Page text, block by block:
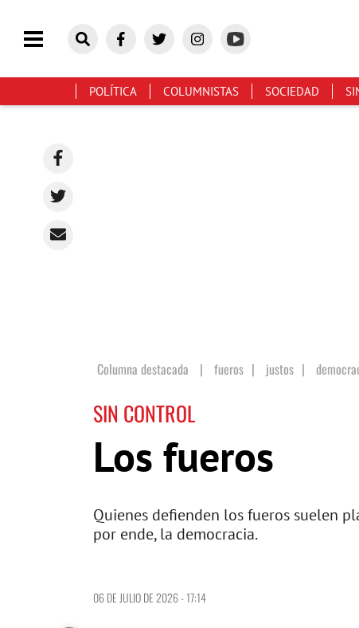
POLÍTICA COLUMNISTAS SOCIEDAD
Columna destacada | fueros | justos |
SIN CONTROL
Los fueros
Quienes defienden los fueros suelen
por ende, la democracia.
06 DE JULIO DE 2026 - 17:14